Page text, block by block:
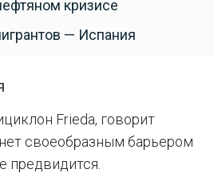
кризисе
— Испания
Frieda, говорит
своеобразным барьером
предвидится.